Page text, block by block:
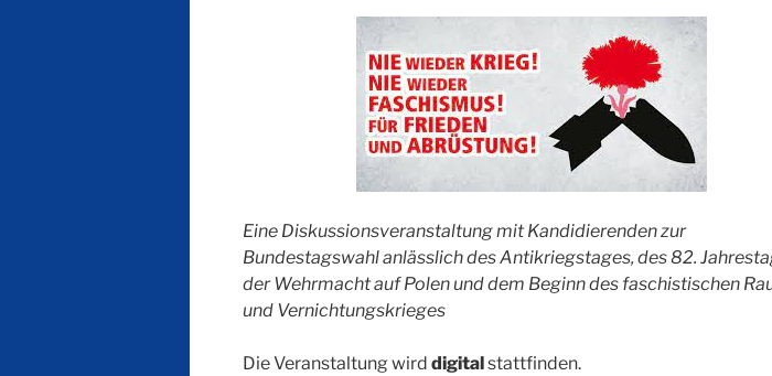
Eine Diskussionsveranstaltung mit Kandidierenden zur
Bundestagswahl anlässlich des Antikriegstages, des 82.
der Wehrmacht auf Polen und dem Beginn des faschistischen
und Vernichtungskrieges
Die Veranstaltung wird digital stattfinden.